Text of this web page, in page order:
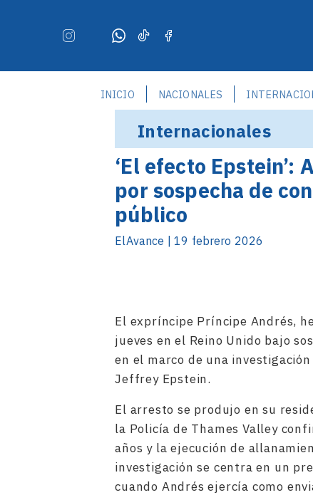
INICIO NACIONALES
Internacionales
‘El efecto
por sospecha de
público
ElAvance | 19 febrero 2026
El expríncipe Príncipe Andrés,
jueves en el Reino Unido bajo
en el marco de una
Jeffrey Epstein.
El arresto se produjo en su
la Policía de Thames Valley
años y la ejecución de
investigación se centra en un
cuando Andrés ejercía como